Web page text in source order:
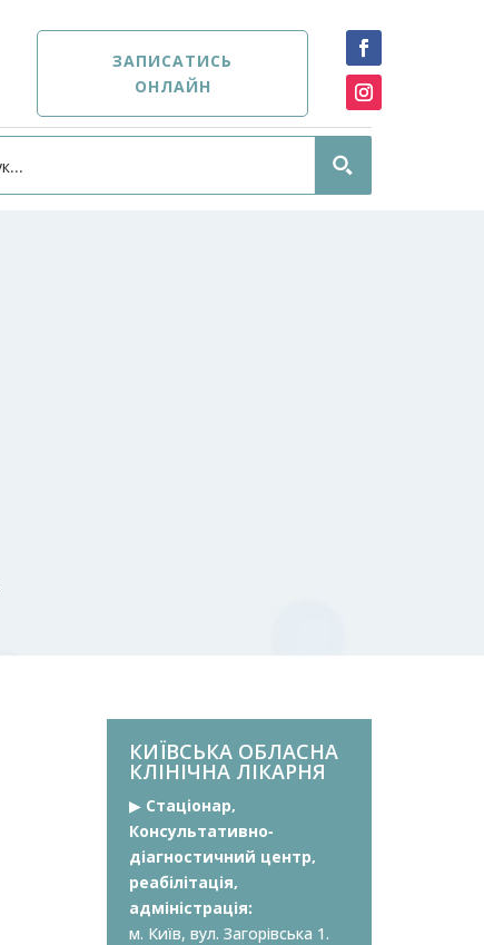
ЗАПИСАТИСЬ
ОНЛАЙН
КИЇВСЬКА ОБЛАСНА
КЛІНІЧНА ЛІКАРНЯ
▶︎Стаціонар,
Консультативно-
діагностичний центр,
реабілітація,
адміністрація:
м. Київ, вул. Загорівська 1.